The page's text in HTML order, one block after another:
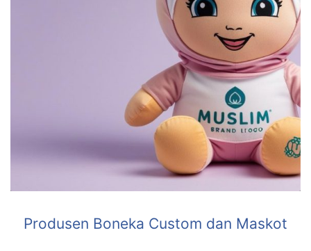
Produsen Boneka Custom dan Maskot